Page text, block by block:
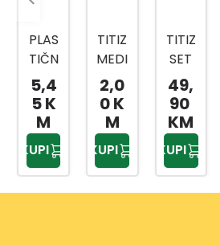
PLAS
TIČN
A
KANT
A SA
MET
ALNO
M
DRŠK
5,4
5 K
M
KUPI
TITIZ
MEDI
CINS
KI
BOX
AP-
9159
2,0
0 K
M
KUPI
TITIZ
SET
ZA
KUPA
TILO
PRIW
EX
TP-
557
49,
90
KM
KUPI